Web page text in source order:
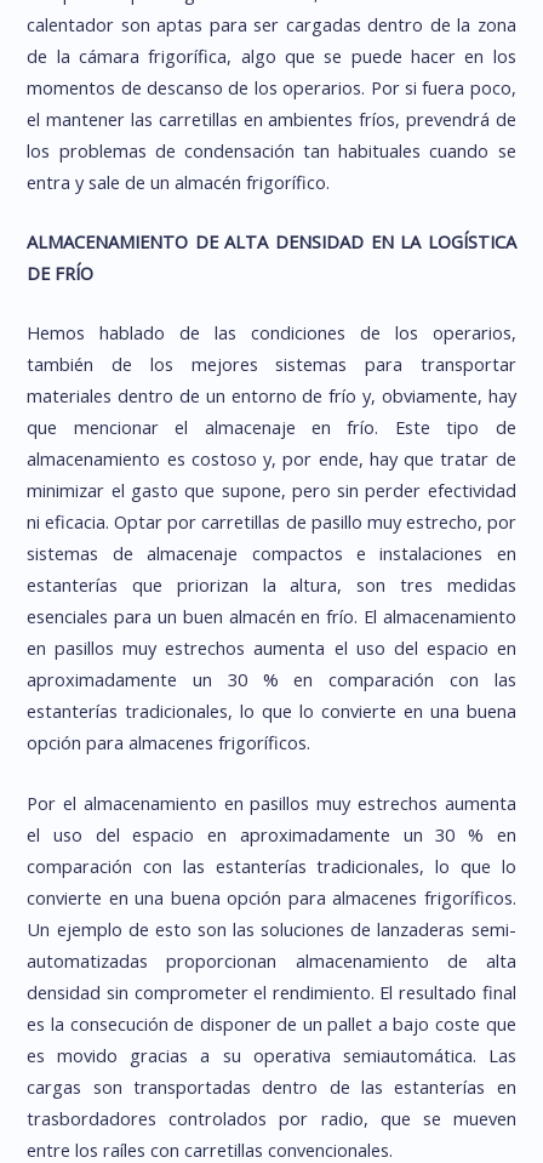
calentador son aptas para ser cargadas dentro de la zona
de la cámara frigorífica, algo que se puede hacer en los
momentos de descanso de los operarios. Por si fuera poco,
el mantener las carretillas en ambientes fríos, prevendrá de
los problemas de condensación tan habituales cuando se
entra y sale de un almacén frigorífico.
ALMACENAMIENTO DE ALTA DENSIDAD EN LA LOGÍSTICA
DE FRÍO
Hemos hablado de las condiciones de los operarios,
también de los mejores sistemas para transportar
materiales dentro de un entorno de frío y, obviamente, hay
que mencionar el almacenaje en frío. Este tipo de
almacenamiento es costoso y, por ende, hay que tratar de
minimizar el gasto que supone, pero sin perder efectividad
ni eficacia. Optar por carretillas de pasillo muy estrecho, por
sistemas de almacenaje compactos e instalaciones en
estanterías que priorizan la altura, son tres medidas
esenciales para un buen almacén en frío. El almacenamiento
en pasillos muy estrechos aumenta el uso del espacio en
aproximadamente un 30 % en comparación con las
estanterías tradicionales, lo que lo convierte en una buena
opción para almacenes frigoríficos.
Por el almacenamiento en pasillos muy estrechos aumenta
el uso del espacio en aproximadamente un 30 % en
comparación con las estanterías tradicionales, lo que lo
convierte en una buena opción para almacenes frigoríficos.
Un ejemplo de esto son las soluciones de lanzaderas semi-
automatizadas proporcionan almacenamiento de alta
densidad sin comprometer el rendimiento. El resultado final
es la consecución de disponer de un pallet a bajo coste que
es movido gracias a su operativa semiautomática. Las
cargas son transportadas dentro de las estanterías en
trasbordadores controlados por radio, que se mueven
entre los raíles con carretillas convencionales.